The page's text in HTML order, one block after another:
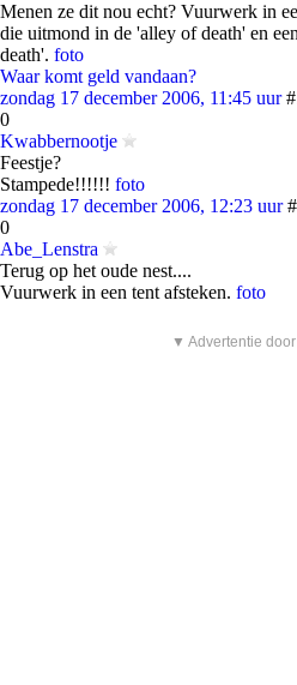
Menen ze dit nou echt? Vuurwerk in
die uitmond in de 'alley of death' en
death'. foto
Waar komt geld vandaan?
zondag 17 december 2006, 11:45 uur
0
Kwabbernootje
Feestje?
Stampede!!!!!! foto
zondag 17 december 2006, 12:23 uur
0
Abe_Lenstra
Terug op het oude nest....
Vuurwerk in een tent afsteken. foto
▼ Advertentie